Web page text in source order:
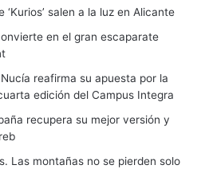
salen a la luz en Alicante
en el gran escaparate
reafirma su apuesta por la
edición del Campus Integra
recupera su mejor versión y
Las montañas no se pierden solo